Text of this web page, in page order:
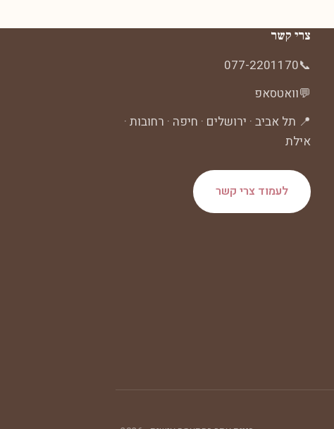
צרי קשר
📞
077-2201170
💬וואטסאפ
📍 תל אביב · ירושלים · חיפה · רחובות ·
אילת
לעמוד צרי קשר